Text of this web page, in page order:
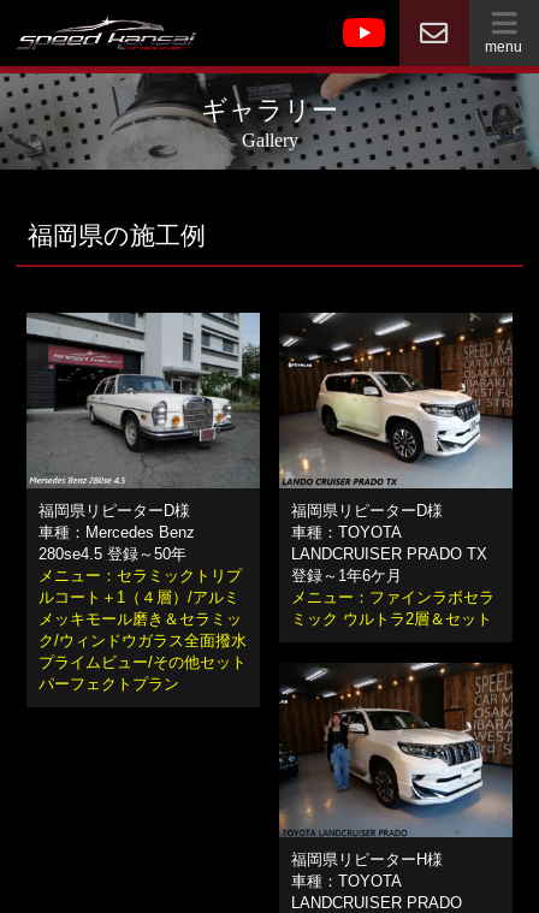
menu
ギャラリー
Gallery
福岡県の施工例
福岡県リピーターD様
車種：Mercedes Benz
280se4.5 登録～50年
メニュー：セラミックトリプ
ルコート＋1（４層）/アルミ
メッキモール磨き＆セラミッ
ク/ウィンドウガラス全面撥水
プライムビュー/その他セット
パーフェクトプラン
福岡県リピーターD様
車種：TOYOTA
LANDCRUISER PRADO TX
登録～1年6ケ月
メニュー：ファインラボセラ
ミック ウルトラ2層＆セット
福岡県リピーターH様
車種：TOYOTA
LANDCRUISER PRADO